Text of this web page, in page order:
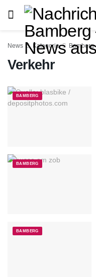
News Kategorie Bamberg
Verkehr
BAMBERG
BAMBERG
BAMBERG